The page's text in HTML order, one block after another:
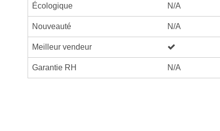
Écologique N/A
Nouveauté N/A
Meilleur vendeur
Garantie RH N/A